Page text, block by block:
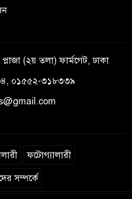
(২য় তলা) ফার্মগেট, ঢাকা
০১৫৫২-৩১৮৩৩৯
ফটোগ্যালারী
সম্পর্কে